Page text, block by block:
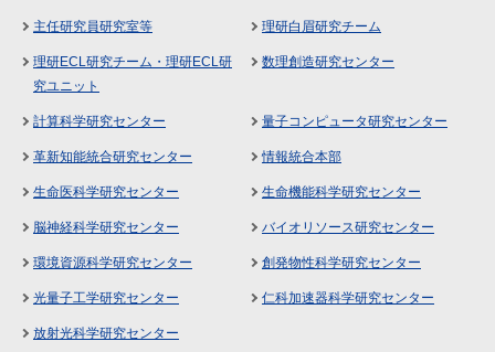
主任研究員研究室等 理研白眉研究チーム
理研ECL研究チーム・理研ECL研
究ユニット
数理創造研究センター
計算科学研究センター 量子コンピュータ研究センター
革新知能統合研究センター 情報統合本部
生命医科学研究センター 生命機能科学研究センター
脳神経科学研究センター バイオリソース研究センター
環境資源科学研究センター 創発物性科学研究センター
光量子工学研究センター 仁科加速器科学研究センター
放射光科学研究センター